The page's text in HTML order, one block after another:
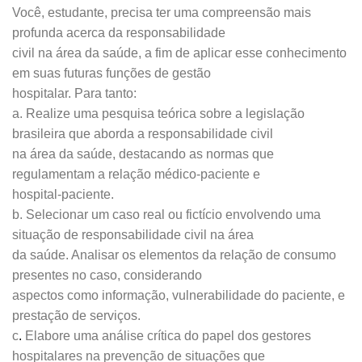
Você, estudante, precisa ter uma compreensão mais
profunda acerca da responsabilidade
civil na área da saúde, a fim de aplicar esse conhecimento
em suas futuras funções de gestão
hospitalar. Para tanto:
a. Realize uma pesquisa teórica sobre a legislação
brasileira que aborda a responsabilidade civil
na área da saúde, destacando as normas que
regulamentam a relação médico-paciente e
hospital-paciente.
b. Selecionar um caso real ou fictício envolvendo uma
situação de responsabilidade civil na área
da saúde. Analisar os elementos da relação de consumo
presentes no caso, considerando
aspectos como informação, vulnerabilidade do paciente, e
prestação de serviços.
c. Elabore uma análise crítica do papel dos gestores
hospitalares na prevenção de situações que